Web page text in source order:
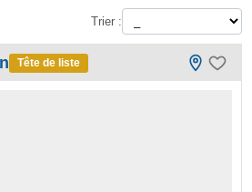
Trier :
Tête de liste